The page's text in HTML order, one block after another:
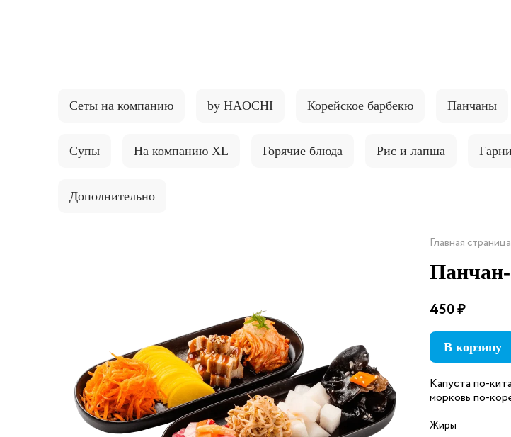
Сеты на компанию by HAOCHI Корейское барбекю Панчаны
Супы На компанию XL Горячие блюда Рис и лапша
Дополнительно
Главная страница
450 ₽
В корзину
Капуста по-
морковь по-
Жиры